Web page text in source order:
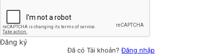
Đăng ký
Đã có Tài khoản?Đăng nhập